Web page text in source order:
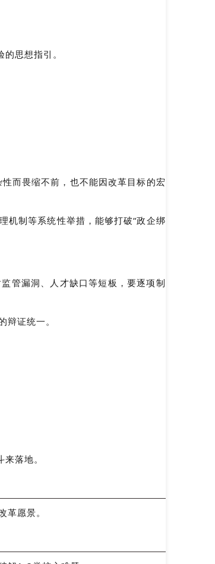
思想指引。
而畏缩不前，也不能因改革目标的宏
机制等系统性举措，能够打破“政企绑
管漏洞、人才缺口等短板，要逐项制
证统一。
落地。
革愿景。